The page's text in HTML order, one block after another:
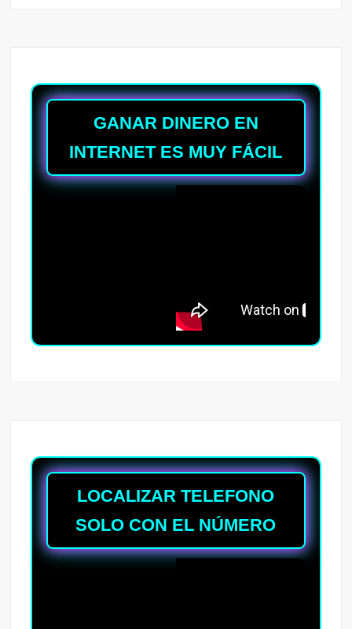
GANAR DINERO EN
INTERNET ES MUY FÁCIL
LOCALIZAR TELEFONO
SOLO CON EL NÚMERO